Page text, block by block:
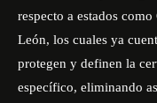
respecto a estados
León, los cuales ya
protegen y definen la
específico, eliminando